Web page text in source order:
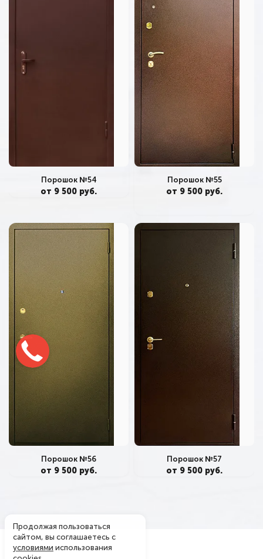
Порошок №54
от 9 500 руб.
Порошок №55
от 9 500 руб.
Порошок №56
от 9 500 руб.
Порошок №57
от 9 500 руб.
Продолжая пользоваться
сайтом, вы соглашаетесь с
условиями использования